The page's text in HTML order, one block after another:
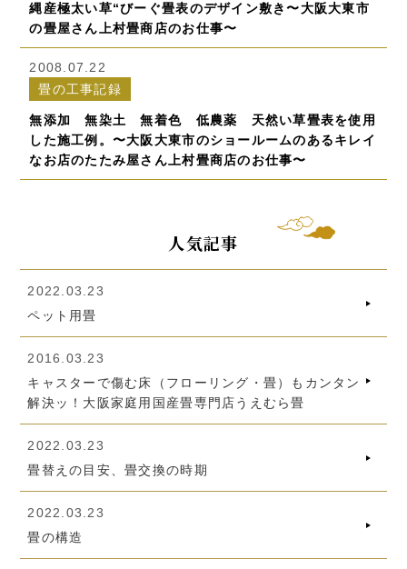
縄産極太い草“びーぐ畳表のデザイン敷き〜大阪大東市
の畳屋さん上村畳商店のお仕事〜
2008.07.22
畳の工事記録
無添加 無染土 無着色 低農薬 天然い草畳表を使用
した施工例。〜大阪大東市のショールームのあるキレイ
なお店のたたみ屋さん上村畳商店のお仕事〜
人気記事
2022.03.23
ペット用畳
2016.03.23
キャスターで傷む床（フローリング・畳）もカンタン
解決ッ！大阪家庭用国産畳専門店うえむら畳
2022.03.23
畳替えの目安、畳交換の時期
2022.03.23
畳の構造